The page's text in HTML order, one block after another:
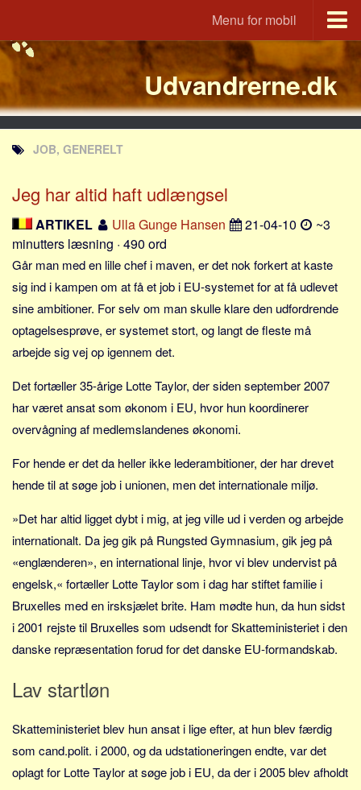
Menu for mobil
Portal
Udvandrerne.dk
Utvandrerne.no
Utvandrarna.se
Tyskland.dk
England.dk
Rusland.dk
JLKM.dk
Lande
Tyrkiet
Spanien
Frankrig
Norge
Thailand
Grækenland
USA
Alle
Nøgleord
Job
Virksomhed
Investering
Forbrug
Social sikring og sundhed
Transport
Alle
Udvandrerne.dk
JOB, GENERELT
Jeg har altid haft udlængsel
ARTIKEL Ulla Gunge Hansen 21-04-10
~3
minutters læsning · 490 ord
Går man med en lille chef i maven, er det nok forkert at kaste
sig ind i kampen om at få et job i EU-systemet for at få udlevet
sine ambitioner. For selv om man skulle klare den udfordrende
optagelsesprøve, er systemet stort, og langt de fleste må
arbejde sig vej op igennem det.
Det fortæller 35-årige Lotte Taylor, der siden september 2007
har været ansat som økonom i EU, hvor hun koordinerer
overvågning af medlemslandenes økonomi.
For hende er det da heller ikke lederambitioner, der har drevet
hende til at søge job i unionen, men det internationale miljø.
»Det har altid ligget dybt i mig, at jeg ville ud i verden og arbejde
internationalt. Da jeg gik på Rungsted Gymnasium, gik jeg på
«englænderen», en international linje, hvor vi blev undervist på
engelsk,« fortæller Lotte Taylor som i dag har stiftet familie i
Bruxelles med en irsksjælet brite. Ham mødte hun, da hun sidst
i 2001 rejste til Bruxelles som udsendt for Skatteministeriet i den
danske repræsentation forud for det danske EU-formandskab.
Lav startløn
Skatteministeriet blev hun ansat i lige efter, at hun blev færdig
som cand.polit. i 2000, og da udstationeringen endte, var det
oplagt for Lotte Taylor at søge job i EU, da der i 2005 blev afholdt